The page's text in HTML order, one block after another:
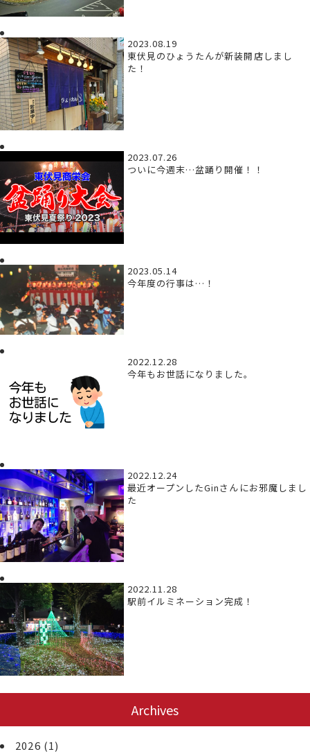
2023.08.19
東伏見のひょうたんが新装開店しまし
た！
2023.07.26
ついに今週末…盆踊り開催！！
2023.05.14
今年度の行事は…！
2022.12.28
今年もお世話になりました。
2022.12.24
最近オープンしたGinさんにお邪魔しまし
た
2022.11.28
駅前イルミネーション完成！
Archives
2026 (1)